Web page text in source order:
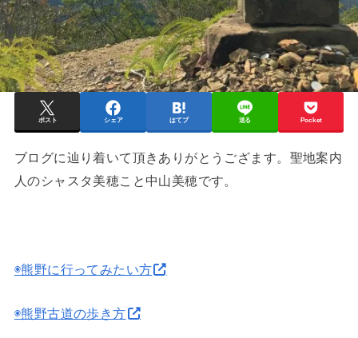
ポスト シェア はてブ 送る Pocket
ブログに辿り着いて頂きありがとうござます。聖地案内
人のシャスタ美穂こと中山美穂です。
◉熊野に行ってみたい方
◉熊野古道の歩き方